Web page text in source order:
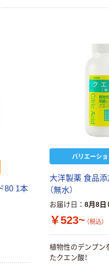
80 1本
バリエーショ
大洋製薬 食品
（無水）
お届け日 8月8日
￥523~ （税込）
植物性のデンプン
たクエン酸！